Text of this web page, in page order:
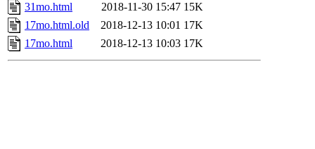
31mo.html
2018-11-30 15:47 15K
17mo.html.old
2018-12-13 10:01 17K
17mo.html
2018-12-13 10:03 17K